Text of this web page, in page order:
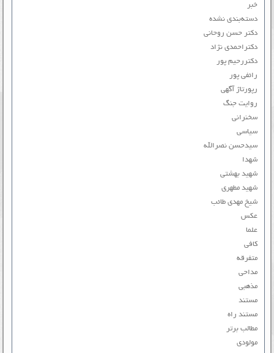
خبر
دسته‌بندی نشده
دکتر حسن روحانی
دکتراحمدی نژاد
دکتررحیم پور
رائفی پور
رپورتاژ آگهی
روایت جنگ
سخنرانی
سیاسی
سیدحسن نصرالله
شهدا
شهید بهشتی
شهید مطهری
شیخ مهدی طائب
عکس
علما
کافی
متفرقه
مداحی
مذهبی
مستند
مستند راه
مطالب برتر
مولودی